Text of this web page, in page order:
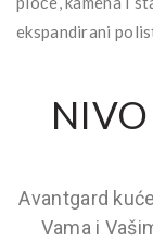
ekspandirani
Avantgard
Vama i